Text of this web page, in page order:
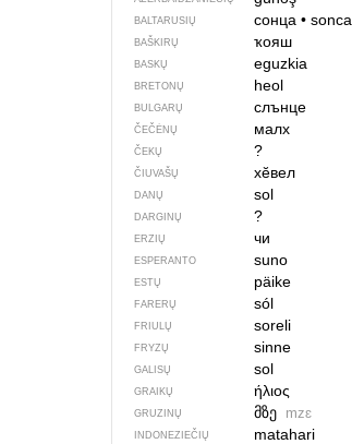
BALTARUSIŲ сонца •sonca
BAŠKIRŲ ҡояш
BASKŲ eguzkia
BRETONŲ heol
BULGARŲ слънце
ČEČĖNŲ малх
ČEKŲ ?
ČIUVAŠŲ хӗвел
DANŲ sol
DARGINŲ ?
ERZIŲ чи
ESPERANTO suno
ESTŲ päike
FARERŲ sól
FRIULŲ soreli
FRYZŲ sinne
GALISŲ sol
GRAIKŲ ήλιος
GRUZINŲ მზე mzɛ
INDONEZIEČIŲ matahari